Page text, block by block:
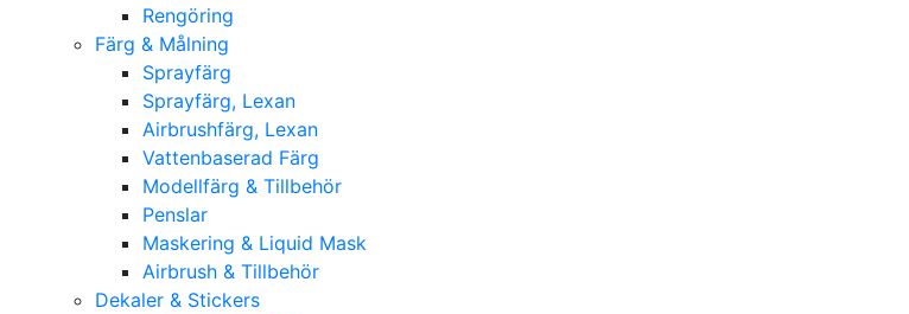
Rengöring
Färg & Målning
Sprayfärg
Sprayfärg, Lexan
Airbrushfärg, Lexan
Vattenbaserad Färg
Modellfärg & Tillbehör
Penslar
Maskering & Liquid Mask
Airbrush & Tillbehör
Dekaler & Stickers